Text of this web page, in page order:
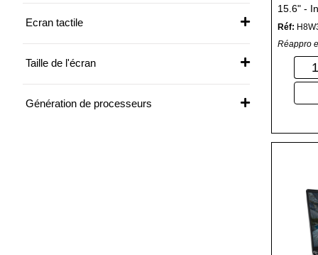
Ecran tactile
Taille de l'écran
Génération de processeurs
15.6" -
RAM -
Réf:
Réappro